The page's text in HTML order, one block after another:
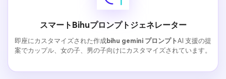
スマートBihuプロンプトジェネレーター
即座にカスタマイズされた作成bihu gemini プロンプトAI 支援の提
案でカップル、女の子、男の子向けにカスタマイズされています。